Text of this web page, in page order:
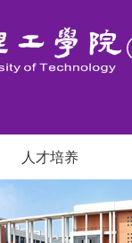
人才培养